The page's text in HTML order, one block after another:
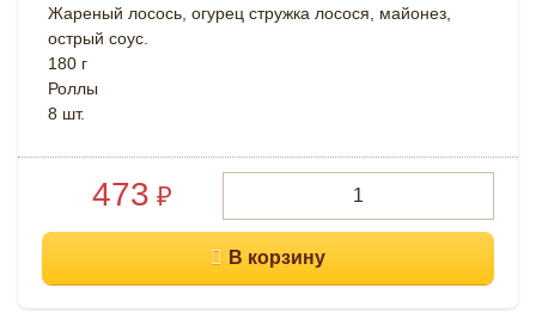
Жареный лосось, огурец стружка лосося, майонез,
острый соус.
180 г
Роллы
8 шт.
473 ₽